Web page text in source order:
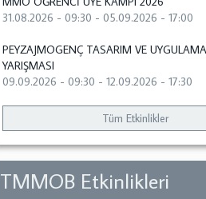
31.08.2026 - 09:30 -05.09.2026 - 17:00
PEYZAJMOGENÇ TASARIM VE
YARIŞMASI
09.09.2026 - 09:30 -12.09.2026 - 17:30
Tüm Etkinlikler
TMMOB Etkinlikleri